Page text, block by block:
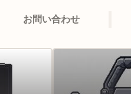
お問い合わせ